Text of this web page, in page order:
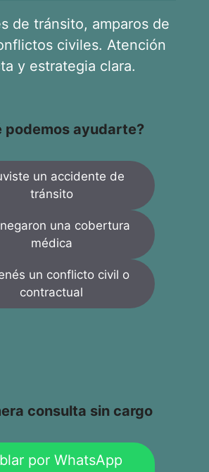
de tránsito, amparos de
civiles. Atención
y estrategia clara.
podemos ayudarte?
un accidente de
tránsito
una cobertura
médica
un conflicto civil o
contractual
consulta sin cargo
por WhatsApp